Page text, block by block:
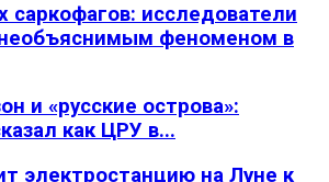
саркофагов: исследователи
необъяснимым феноменом в
и «русские острова»:
как ЦРУ в...
электростанцию на Луне к